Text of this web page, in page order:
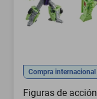
Compra internacional
Figuras de acción